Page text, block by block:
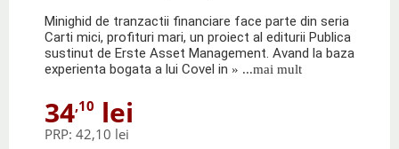
Minighid de tranzactii financiare face parte din seria
Carti mici, profituri mari, un proiect al editurii Publica
sustinut de Erste Asset Management. Avand la baza
experienta bogata a lui Covel in » ...mai mult
34,10 lei
PRP: 42,10 lei